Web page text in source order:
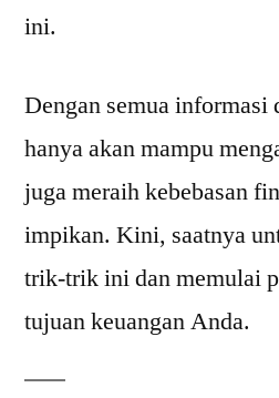
ini.
Dengan semua informasi
hanya akan mampu
juga meraih kebebasan
impikan. Kini, saatnya
trik-trik ini dan memulai
tujuan keuangan Anda.